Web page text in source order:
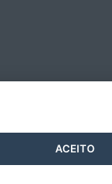
2016
ACEITO